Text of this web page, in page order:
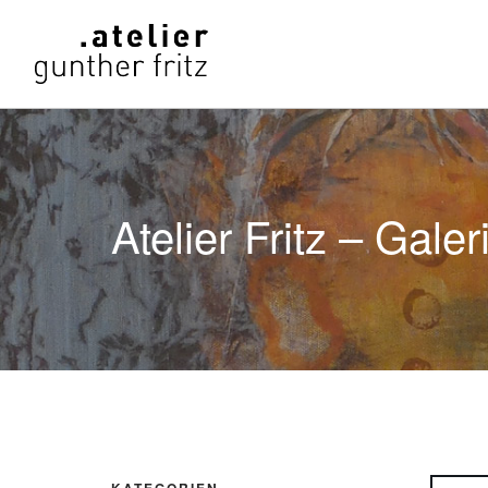
Atelier Fritz –